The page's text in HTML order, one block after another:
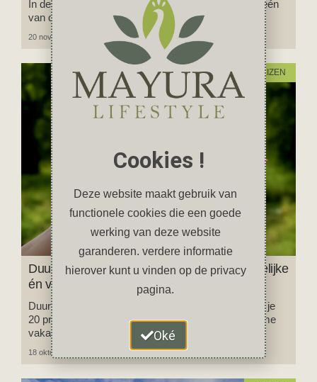
In deze blog neem ik je mee op reis naar Pushkar, één
van de heiligste plaatsen in India.
20 november 2025 4 reacties
REIZEN
Duurzaam reizen: 20 tips voor een onvergetelijke
én verantwoorde vakantie
Duurzaam reizen, hoe doe je dat? In deze blog vind je
20 praktische en inspirerende tips voor een duurzame
vakantie.
18 oktober 2025
Cookies !
Deze website maakt gebruik van
functionele cookies die een goede
werking van deze website
garanderen. verdere informatie
hierover kunt u vinden op de privacy
pagina.
Oké